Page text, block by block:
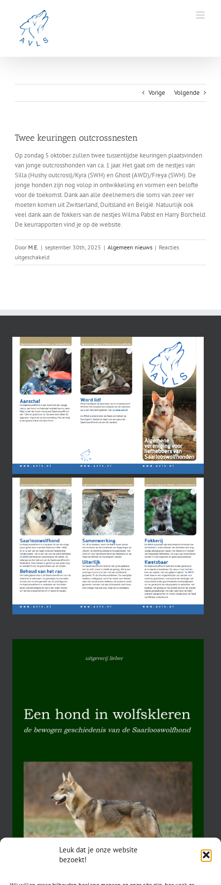
Leuk dat je onze website
bezoekt!
Vorige Volgende
Twee keuringen outcrossnesten
Op zondag 5 oktober zullen twee tussentijdse keuringen plaatsvinden
van jonge outcrosshonden van ca. 1 jaar. Het gaat om de nestjes van
Silla (Hushy outcross)/Kyra (SWH) en Ghost (AWD)/Freya (SWH). De
jonge honden zijn nog volop in ontwikkeling en vormen een belofte
voor de toekomst. Dank aan alle deelnemers die soms van zeer ver
moeten komen uit Zwitserland, Duitsland en België. Natuurlijk ook
veel dank aan de fokkers van de nestjes Wilma Pabst en Harry Borcheld.
De keurrapporten vind je op de website.
Door M.E. | september 30th, 2025 | Algemeen nieuws | Reacties
uitgeschakeldvoor
Twee